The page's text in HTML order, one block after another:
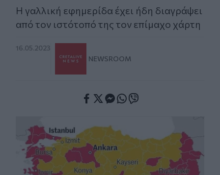
Η γαλλική εφημερίδα έχει ήδη διαγράψει
από τον ιστότοπό της τον επίμαχο χάρτη
16.05.2023
NEWSROOM